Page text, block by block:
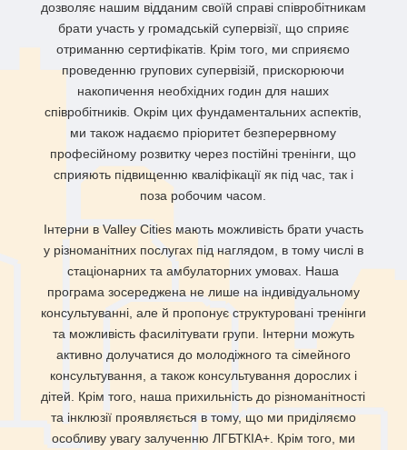
дозволяє нашим відданим своїй справі співробітникам
брати участь у громадській супервізії, що сприяє
отриманню сертифікатів. Крім того, ми сприяємо
проведенню групових супервізій, прискорюючи
накопичення необхідних годин для наших
співробітників. Окрім цих фундаментальних аспектів,
ми також надаємо пріоритет безперервному
професійному розвитку через постійні тренінги, що
сприяють підвищенню кваліфікації як під час, так і
поза робочим часом.
Інтерни в Valley Cities мають можливість брати участь
у різноманітних послугах під наглядом, в тому числі в
стаціонарних та амбулаторних умовах. Наша
програма зосереджена не лише на індивідуальному
консультуванні, але й пропонує структуровані тренінги
та можливість фасилітувати групи. Інтерни можуть
активно долучатися до молодіжного та сімейного
консультування, а також консультування дорослих і
дітей. Крім того, наша прихильність до різноманітності
та інклюзії проявляється в тому, що ми приділяємо
особливу увагу залученню ЛГБТКІА+. Крім того, ми